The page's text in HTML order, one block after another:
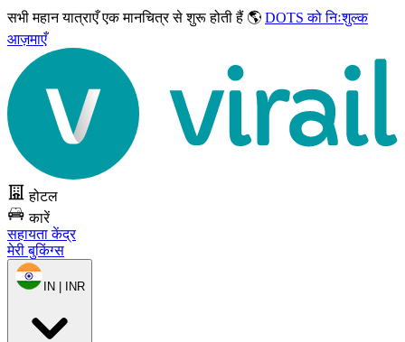
सभी महान यात्राएँएक मानचित्र से शुरू होती हैं 🌎 DOTS को निःशुल्क
आज़माएँ
होटल
कारें
सहायता केंद्र
मेरी बुकिंग्स
IN | INR